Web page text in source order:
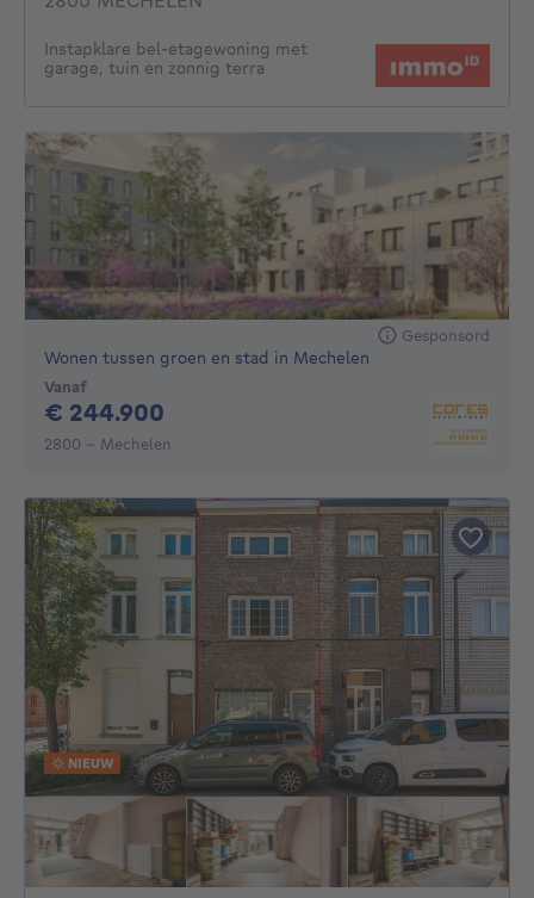
Instapklare bel-etagewoning met
garage, tuin en zonnig terra
Gesponsord
Wonen tussen groen en stad in Mechelen
Vanaf
€ 244.900
2800 - Mechelen
NIEUW